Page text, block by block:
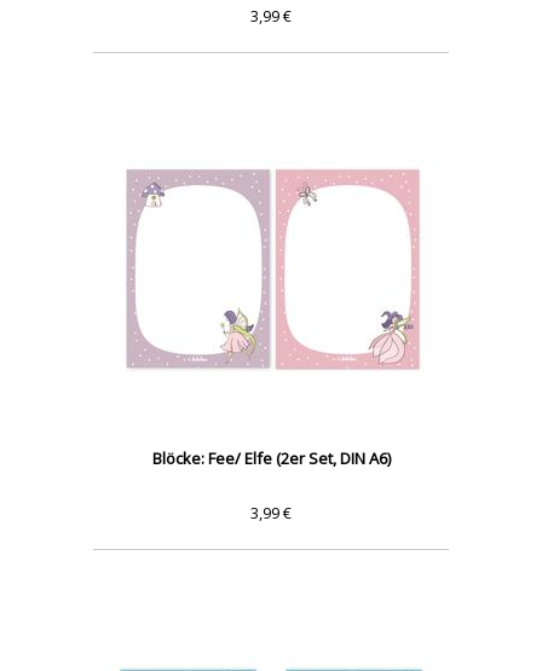
3,99 €
Blöcke: Fee/ Elfe (2er Set, DIN A6)
3,99 €